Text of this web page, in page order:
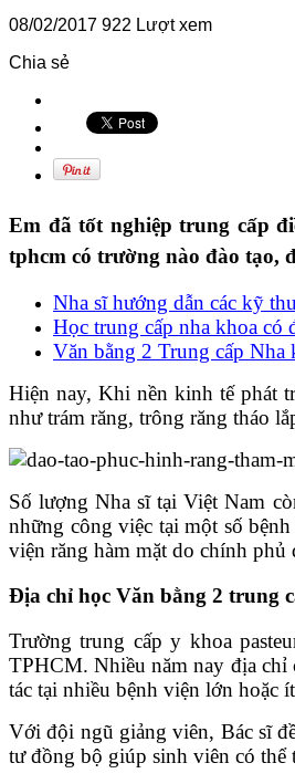
08/02/2017 922 Lượt xem
Chia sẻ
Em đã tốt nghiệp trung cấp
tphcm có trường nào đào tạo,
Nha sĩ hướng dẫn các kỹ
Học trung cấp nha khoa có
Văn bằng 2 Trung cấp Nha
Hiện nay, Khi nền kinh tế phát
như trám răng, trông răng tháo
Số lượng Nha sĩ tại Việt Nam
những công việc tại một số
viện răng hàm mặt do chính phủ
Địa chỉ học Văn bằng 2 trung
Trường trung cấp y khoa
TPHCM. Nhiều năm nay địa chỉ
tác tại nhiều bệnh viện lớn hoặc
Với đội ngũ giảng viên, Bác sĩ
tư đồng bộ giúp sinh viên có thể